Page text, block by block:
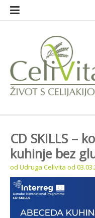
Skoči
CD SKILLS –
kuhinje bez
od Udruga Celivita od